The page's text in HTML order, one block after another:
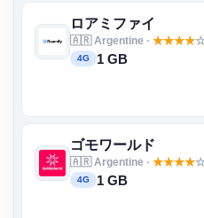
ロアミファイ
🇦🇷 Argentine · ★★★★☆
4G 1 GB
ゴモワールド
🇦🇷 Argentine · ★★★★☆
4G 1 GB